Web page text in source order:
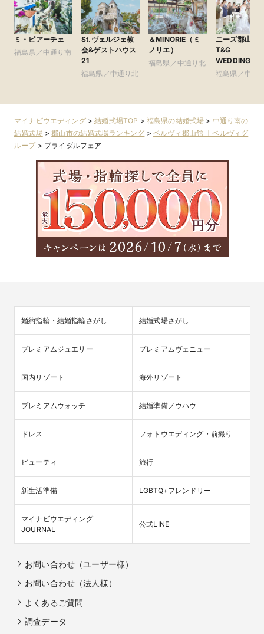
ミ・ピアーチェ
福島県／中通り南
St.ヴェルジェ教
会&ゲストハウス
21
福島県／中通り北
＆MINORIE（ミ
ノリエ）
福島県／中通り北
ニーズ郡山 by
T&G
WEDDING(旧
アーククラブ
福島県／中通
マイナビウエディング>結婚式場TOP > 福島県の結婚式場 > 中通り南の
結婚式場>郡山市の結婚式場ランキング > ベルヴィ郡山館 ｜ベルヴィグ
ループ> ブライダルフェア
婚約指輪・結婚指輪さがし 結婚式場さがし
プレミアムジュエリー プレミアムヴェニュー
国内リゾート 海外リゾート
プレミアムウォッチ 結婚準備ノウハウ
ドレス フォトウエディング・前撮り
ビューティ 旅行
新生活準備 LGBTQ+フレンドリー
マイナビウエディング
JOURNAL
公式LINE
お問い合わせ（ユーザー様）
お問い合わせ（法人様）
よくあるご質問
調査データ